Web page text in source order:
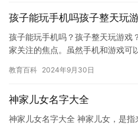
孩子能玩手机吗孩子整天玩
孩子能玩手机吗？孩子整天玩游戏
家关注的焦点。虽然手机和游戏可
孩子玩…
教育百科 2024年9月30日
神家儿女名字大全
神家儿女名字大全 神家儿女，是